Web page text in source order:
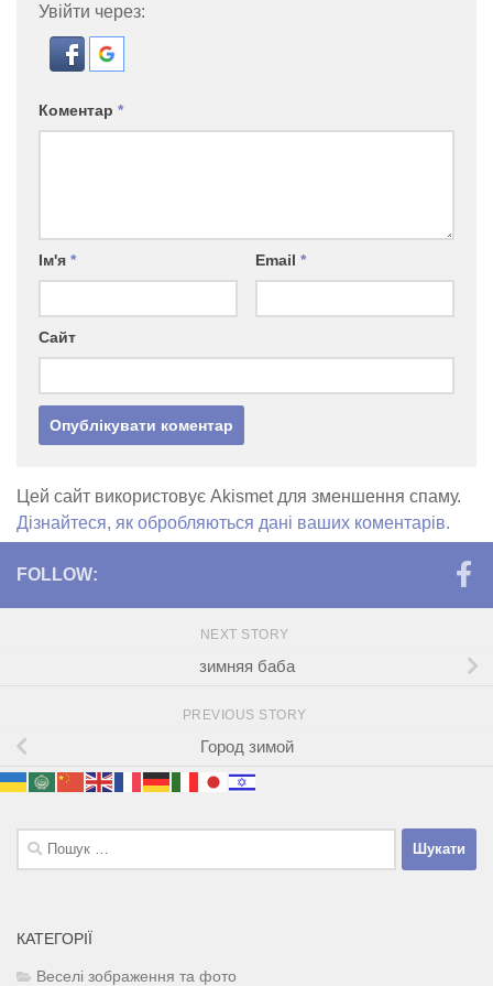
Увійти через:
Коментар *
Ім'я * Email *
Сайт
Цей сайт використовує Akismet для зменшення спаму.
Дізнайтеся, як обробляються дані ваших коментарів.
FOLLOW:
NEXT STORY
зимняя баба
PREVIOUS STORY
Город зимой
Пошук:
КАТЕГОРІЇ
Веселі зображення та фото